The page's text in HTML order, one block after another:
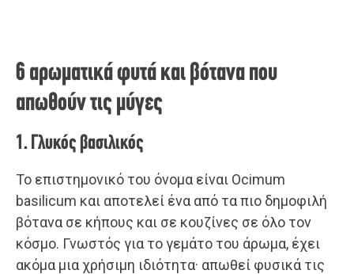
6 αρωματικά φυτά και βότανα που
απωθούν τις μύγες
1. Γλυκός βασιλικός
Το επιστημονικό του όνομα είναι Ocimum
basilicum και αποτελεί ένα από τα πιο δημοφιλή
βότανα σε κήπους και σε κουζίνες σε όλο τον
κόσμο. Γνωστός για το γεμάτο του άρωμα, έχει
ακόμα μια χρήσιμη ιδιότητα· απωθεί φυσικά τις